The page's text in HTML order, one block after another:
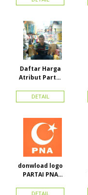
Daftar Harga
Atribut Partai
Toko Maha
Karya Online
Proyek Senen
Jakarta Pusat
DETAIL
donwload logo
PARTAI PNA
nasional aceh)
DETAIL